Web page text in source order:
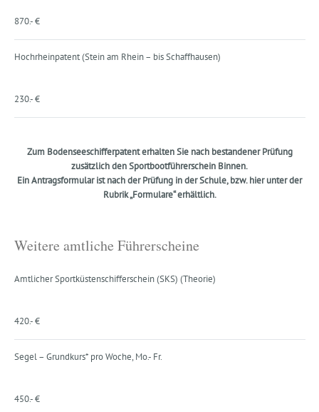
870.- €
Hochrheinpatent (Stein am Rhein – bis Schaffhausen)
230.- €
Zum Bodenseeschifferpatent erhalten Sie nach bestandener Prüfung
zusätzlich den Sportbootführerschein Binnen.
Ein Antragsformular ist nach der Prüfung in der Schule, bzw. hier unter der
Rubrik „Formulare“ erhältlich.
Weitere amtliche Führerscheine
Amtlicher Sportküstenschifferschein (SKS) (Theorie)
420.- €
Segel – Grundkurs* pro Woche, Mo.- Fr.
450.- €